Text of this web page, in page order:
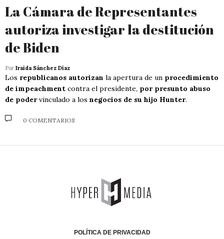
La Cámara de Representantes
autoriza investigar la destitución
de Biden
Por Iraida Sánchez Díaz
Los republicanos autorizan la apertura de un procedimiento
de impeachment contra el presidente, por presunto abuso
de podervinculado a los negocios de su hijo Hunter.
0 COMENTARIOS
POLÍTICA DE PRIVACIDAD